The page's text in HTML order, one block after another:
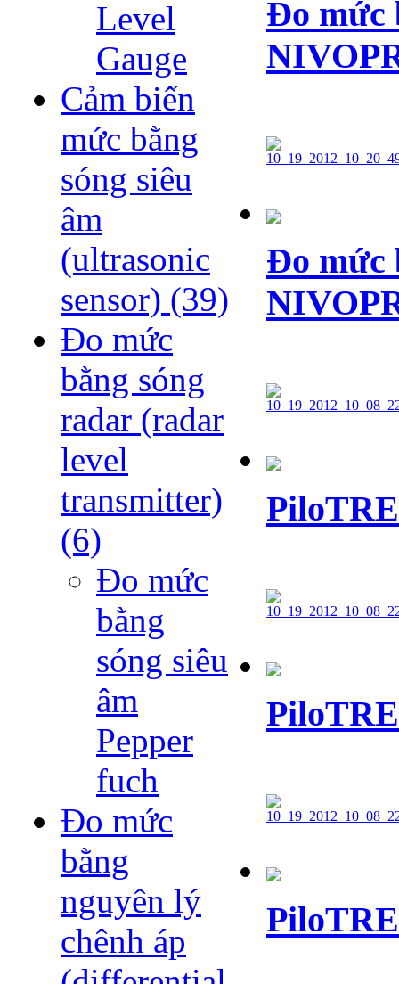
Level
Gauge
Cảm biến
mức bằng
sóng siêu
âm
(ultrasonic
sensor) (39)
Đo mức
bằng sóng
radar (radar
level
transmitter)
(6)
Đo mức
bằng
sóng siêu
âm
Pepper
fuch
Đo mức
bằng
nguyên lý
chênh áp
Đo mức
Đo mức